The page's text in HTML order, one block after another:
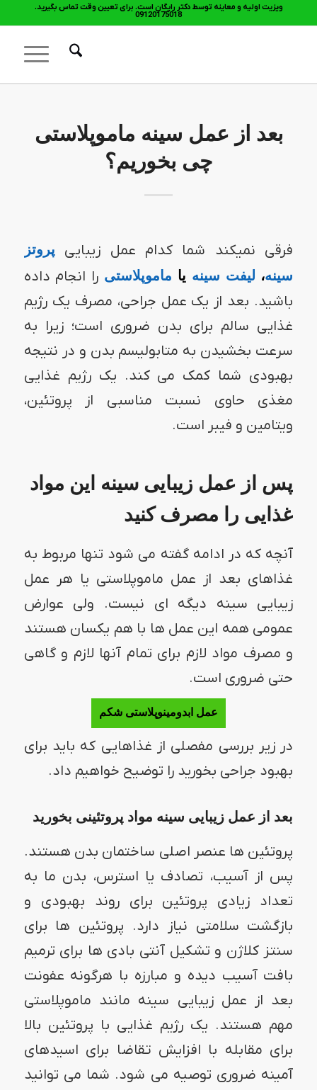
ویزیت اولیه و معاینه توسط دکتر رایگان است. برای تعیین وقت تماس بگیرید.
09120175018
بعد از عمل سینه ماموپلاستی
چی بخوریم؟
فرقی نمیکند شما کدام عمل زیباییپروتز
سینه، لیفت سینه یا ماموپلاستی را انجام داده
باشید. بعد از یک عمل جراحی، مصرف یک رژیم
غذایی سالم برای بدن ضروری است؛ زیرا به
سرعت بخشیدن به متابولیسم بدن و در نتیجه
بهبودی شما کمک می کند. یک رژیم غذایی
مغذی حاوی نسبت مناسبی از پروتئین،
ویتامین و فیبر است.
پس از عمل زیبایی سینه این مواد
غذایی را مصرف کنید
آنچه که در ادامه گفته می شود تنها مربوط به
غذاهای بعد از عمل ماموپلاستی یا هر عمل
زیبایی سینه دیگه ای نیست. ولی عوارض
عمومی همه این عمل ها با هم یکسان هستند
و مصرف مواد لازم برای تمام آنها لازم و گاهی
حتی ضروری است.
عمل ابدومینوپلاستی شکم
در زیر بررسی مفصلی از غذاهایی که باید برای
بهبود جراحی بخورید را توضیح خواهیم داد.
بعد از عمل زیبایی سینه مواد پروتئینی بخورید
پروتئین ها عنصر اصلی ساختمان بدن هستند.
پس از آسیب، تصادف یا استرس، بدن ما به
تعداد زیادی پروتئین برای روند بهبودی و
بازگشت سلامتی نیاز دارد. پروتئین ها برای
سنتز کلاژن و تشکیل آنتی بادی ها برای ترمیم
بافت آسیب دیده و مبارزه با هرگونه عفونت
بعد از عمل زیبایی سینه مانند ماموپلاستی
مهم هستند. یک رژیم غذایی با پروتئین بالا
برای مقابله با افزایش تقاضا برای اسیدهای
آمینه ضروری توصیه می شود. شما می توانید